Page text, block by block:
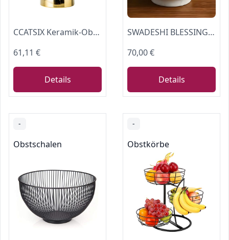
CCATSIX Keramik-Obstschale, 27,9 cm Esstisch und Tee-/Kaffee-Standtablett, elegante und praktische Brot- und Obstschalen, Salat- oder Desserttabletts für Partys (grün)
61,11 €
Details
SWADESHI BLESSINGS Handgefertigte Marmor Obstschale für Küchentheke, Große Dekoschale für Heim dekor, Schlüsselschale für Konsolentisch, schüssel groß für Esstisch Mittelstück Dekor, 10.5"
70,00 €
Details
-
Obstschalen
-
Obstkörbe